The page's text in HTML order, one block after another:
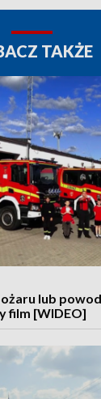
TAKŻE
lub
film [WIDEO]